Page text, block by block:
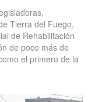
Tierra del Fuego,
de Rehabilitación
de poco más de
el primero de la